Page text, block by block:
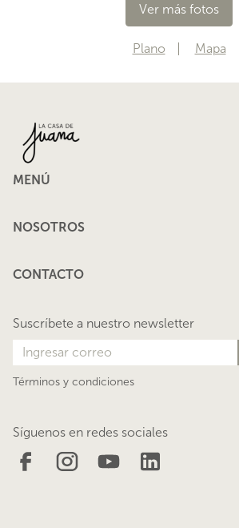
Ver más fotos
Plano Mapa
MENÚ
Nosotros
Blog
NOSOTROS
CONTACTO
Suscríbete a nuestro newsletter
Términos y condiciones
Síguenos en redes sociales